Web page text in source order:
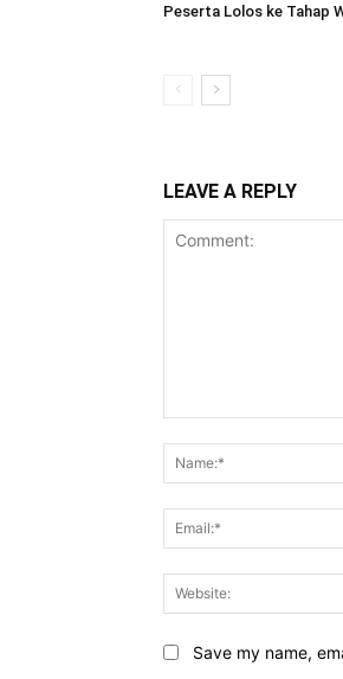
Peserta Lolos ke Tahap
LEAVE A REPLY
Save my name,